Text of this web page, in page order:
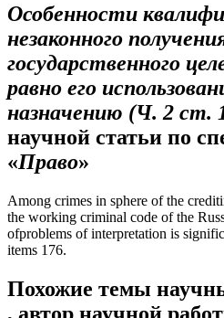
Особенности
незаконного
государственного
равно его
назначению (Ч. 2 ст.
научной статьи по
«Право»
Among crimes in sphere of the
the working criminal code of the
ofproblems of interpretation is
items 176.
Похожие темы
, автор научной